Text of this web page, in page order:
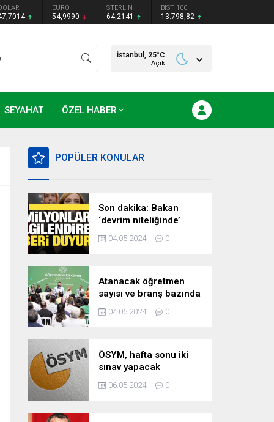
EURO
54,9990
STERLİN
64,2141
BIST 100
13.798,82
İstanbul, 25°C
Açık
SEYAHAT ÖZEL HABER
POPÜLER KONULAR
Son dakika: Bakan
‘devrim niteliğinde’
deyip duyurdu!
Milyonları ilgilendiren
04.05.2024 0
Atanacak öğretmen
sayısı ve branş bazında
kontenjan dağılımları
pazartesi belli oluyor
04.05.2024 0
ÖSYM, hafta sonu iki
sınav yapacak
06.05.2024 0